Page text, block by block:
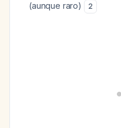
(aunque raro)
2